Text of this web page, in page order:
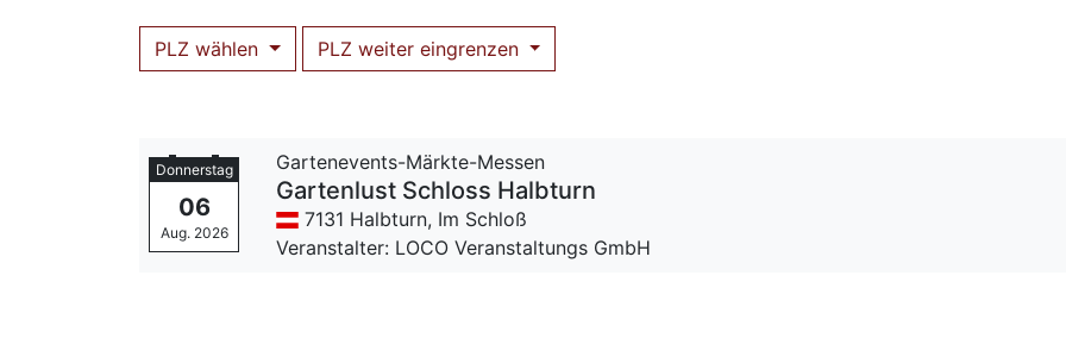
PLZ wählen PLZ weiter eingrenzen
Donnerstag
06
Aug. 2026
Gartenevents-Märkte-Messen
Gartenlust Schloss Halbturn
7131 Halbturn, Im Schloß
Veranstalter: LOCO Veranstaltungs GmbH